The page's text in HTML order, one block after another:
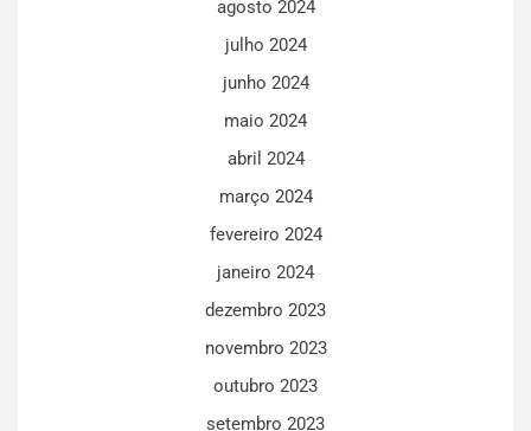
agosto 2024
julho 2024
junho 2024
maio 2024
abril 2024
março 2024
fevereiro 2024
janeiro 2024
dezembro 2023
novembro 2023
outubro 2023
setembro 2023